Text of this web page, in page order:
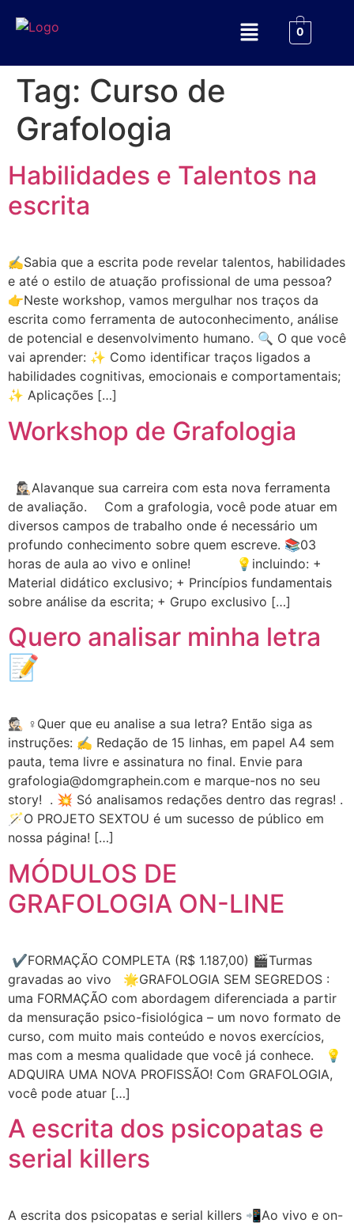
0
Tag: Curso de
Grafologia
Habilidades e Talentos na
escrita
✍️Sabia que a escrita pode revelar talentos, habilidades
e até o estilo de atuação profissional de uma pessoa?
👉Neste workshop, vamos mergulhar nos traços da
escrita como ferramenta de autoconhecimento, análise
de potencial e desenvolvimento humano. 🔍 O que você
vai aprender: ✨ Como identificar traços ligados a
habilidades cognitivas, emocionais e comportamentais;
✨ Aplicações […]
Workshop de Grafologia
🕵🏻‍♀️Alavanque sua carreira com esta nova ferramenta
de avaliação. ⠀ Com a grafologia, você pode atuar em
diversos campos de trabalho onde é necessário um
profundo conhecimento sobre quem escreve. 📚03
horas de aula ao vivo e online! ⠀⠀⠀⠀ 💡incluindo: +
Material didático exclusivo; + Princípios fundamentais
sobre análise da escrita; + Grupo exclusivo […]
Quero analisar minha letra
📝
🕵🏻‍ ♀️Quer que eu analise a sua letra? Então siga as
instruções: ✍️ Redação de 15 linhas, em papel A4 sem
pauta, tema livre e assinatura no final. Envie para
grafologia@domgraphein.com e marque-nos no seu
story! . 💥 Só analisamos redações dentro das regras! .
🪄O PROJETO SEXTOU é um sucesso de público em
nossa página! […]
MÓDULOS DE
GRAFOLOGIA ON-LINE
✔️FORMAÇÃO COMPLETA (R$ 1.187,00) 🎬Turmas
gravadas ao vivo 🌟GRAFOLOGIA SEM SEGREDOS :
uma FORMAÇÃO com abordagem diferenciada a partir
da mensuração psico-fisiológica – um novo formato de
curso, com muito mais conteúdo e novos exercícios,
mas com a mesma qualidade que você já conhece. 💡
ADQUIRA UMA NOVA PROFISSÃO! Com GRAFOLOGIA,
você pode atuar […]
A escrita dos psicopatas e
serial killers
A escrita dos psicopatas e serial killers 📲Ao vivo e on-